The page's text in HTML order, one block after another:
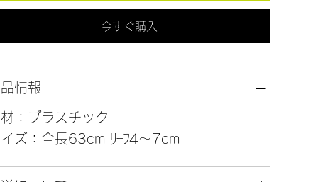
今すぐ購入
情報
：プラスチック
ズ：全長63cm ﾘｰﾌ4～7cm